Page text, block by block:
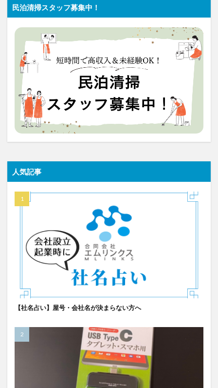
民泊清掃スタッフ募集中！
人気記事
【社名占い】屋号・会社名が決まらない方へ